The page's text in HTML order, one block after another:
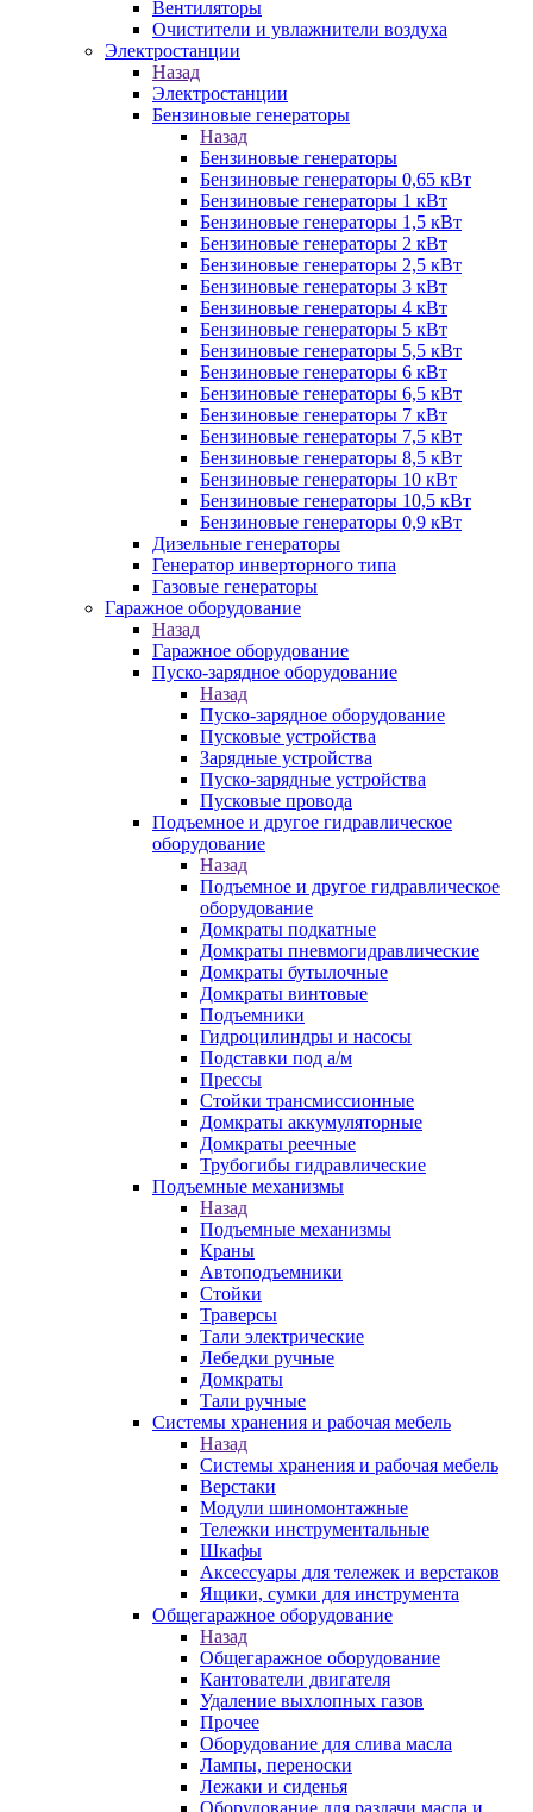
Вентиляторы
Очистители и увлажнители воздуха
Электростанции
Назад
Электростанции
Бензиновые генераторы
Назад
Бензиновые генераторы
Бензиновые генераторы 0,65 кВт
Бензиновые генераторы 1 кВт
Бензиновые генераторы 1,5 кВт
Бензиновые генераторы 2 кВт
Бензиновые генераторы 2,5 кВт
Бензиновые генераторы 3 кВт
Бензиновые генераторы 4 кВт
Бензиновые генераторы 5 кВт
Бензиновые генераторы 5,5 кВт
Бензиновые генераторы 6 кВт
Бензиновые генераторы 6,5 кВт
Бензиновые генераторы 7 кВт
Бензиновые генераторы 7,5 кВт
Бензиновые генераторы 8,5 кВт
Бензиновые генераторы 10 кВт
Бензиновые генераторы 10,5 кВт
Бензиновые генераторы 0,9 кВт
Дизельные генераторы
Генератор инверторного типа
Газовые генераторы
Гаражное оборудование
Назад
Гаражное оборудование
Пуско-зарядное оборудование
Назад
Пуско-зарядное оборудование
Пусковые устройства
Зарядные устройства
Пуско-зарядные устройства
Пусковые провода
Подъемное и другое гидравлическое
оборудование
Назад
Подъемное и другое гидравлическое
оборудование
Домкраты подкатные
Домкраты пневмогидравлические
Домкраты бутылочные
Домкраты винтовые
Подъемники
Гидроцилиндры и насосы
Подставки под а/м
Прессы
Стойки трансмиссионные
Домкраты аккумуляторные
Домкраты реечные
Трубогибы гидравлические
Подъемные механизмы
Назад
Подъемные механизмы
Краны
Автоподъемники
Стойки
Траверсы
Тали электрические
Лебедки ручные
Домкраты
Тали ручные
Системы хранения и рабочая мебель
Назад
Системы хранения и рабочая мебель
Верстаки
Модули шиномонтажные
Тележки инструментальные
Шкафы
Аксессуары для тележек и верстаков
Ящики, сумки для инструмента
Общегаражное оборудование
Назад
Общегаражное оборудование
Кантователи двигателя
Удаление выхлопных газов
Прочее
Оборудование для слива масла
Лампы, переноски
Лежаки и сиденья
Оборудование для раздачи масла и